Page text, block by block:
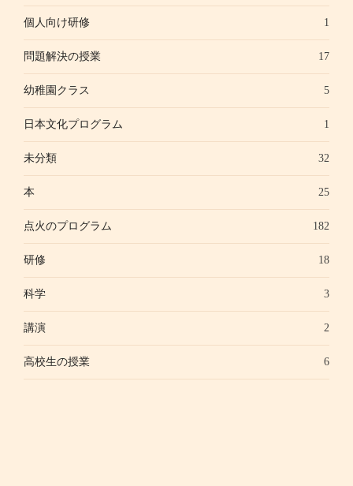
個人向け研修 1
問題解決の授業 17
幼稚園クラス 5
日本文化プログラム 1
未分類 32
本 25
点火のプログラム 182
研修 18
科学 3
講演 2
高校生の授業 6